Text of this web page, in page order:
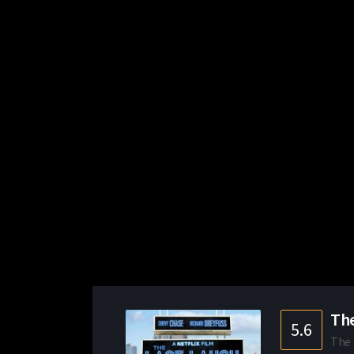
5.6
The